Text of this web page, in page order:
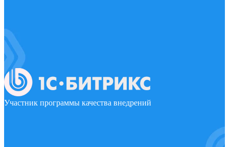
Участник программы качества внедрений